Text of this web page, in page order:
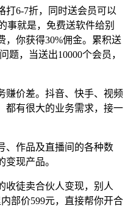
打6-7折，同时送会员可以
事就是，免费送软件给别
，你获得30%佣金。累积送
题，当送出10000个会员，
赚价差。抖音、快手、视频
都有很大的业务需求，接一
、作品及直播间的各种数
现产品。
收徒卖合伙人变现，别人
部价599元，直接帮你开合